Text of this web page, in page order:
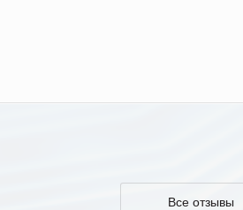
Все отзывы